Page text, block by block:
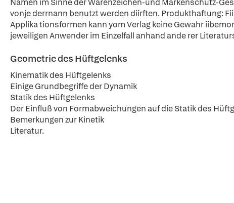
Namen im Sinne der Warenzeichen-und Markenschutz-
vonje derrnann benutzt werden diirften. Produkthaftung:
Applika tionsformen kann yom Verlag keine Gewahr
jeweiligen Anwender im Einzelfall anhand ande rer
Geometrie des Hüftgelenks
Kinematik des Hüftgelenks
Einige Grundbegriffe der Dynamik
Statik des Hüftgelenks
Der Einfluß von Formabweichungen auf die Statik des
Bemerkungen zur Kinetik
Literatur.